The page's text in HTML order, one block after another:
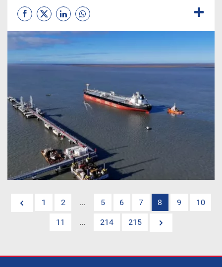
1 2 ... 5 6 7 8 9 10
11 ... 214 215